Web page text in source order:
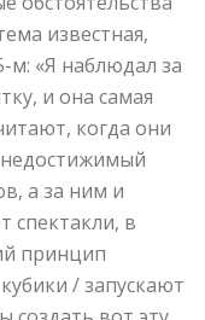
известная,
м: «Я наблюдал за
и она самая
когда они
а за ним и
спектакли, в
принцип
/ запускают